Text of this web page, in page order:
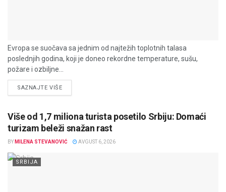
Evropa se suočava sa jednim od najtežih toplotnih talasa
poslednjih godina, koji je doneo rekordne temperature, sušu,
požare i ozbiljne...
SAZNAJTE VIŠEDETAILS
Više od 1,7 miliona turista posetilo Srbiju: Domaći
turizam beleži snažan rast
BY MILENA STEVANOVIĆ AVGUST 6, 2026
SRBIJA